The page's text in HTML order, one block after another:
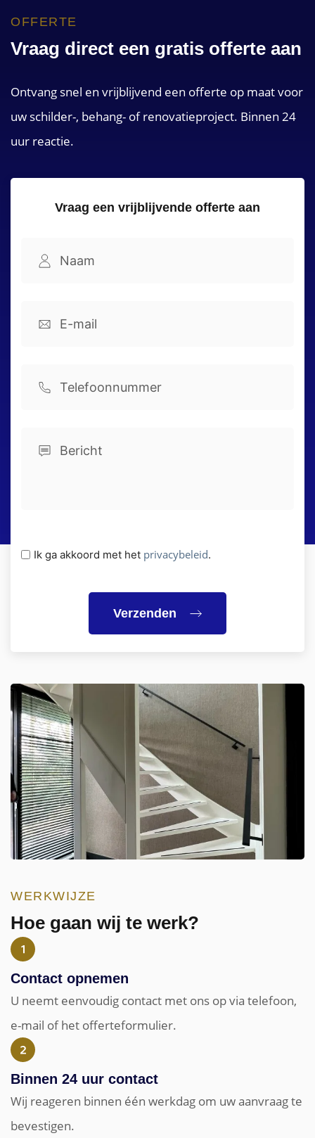
OFFERTE
Vraag direct een gratis offerte aan
Ontvang snel en vrijblijvend een offerte op maat voor
uw schilder-, behang- of renovatieproject. Binnen 24
uur reactie.
Vraag een vrijblijvende offerte aan
(Vereist)
(Vereist)
(Vereist)
(Vereist)
Ik ga akkoord met het privacybeleid.
WERKWIJZE
Hoe gaan wij te werk?
Contact opnemen
U neemt eenvoudig contact met ons op via telefoon,
e-mail of het offerteformulier.
Binnen 24 uur contact
Wij reageren binnen één werkdag om uw aanvraag te
bevestigen.